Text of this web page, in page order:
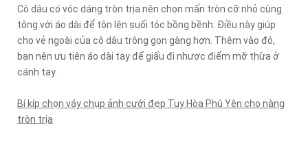
Cô dâu có vóc dáng tròn trịa nên chọn mấn tròn cỡ nhỏ cùng
tông với áo dài để tôn lên suối tóc bồng bềnh. Điều này giúp
cho vẻ ngoài của cô dâu trông gọn gàng hơn. Thêm vào đó,
bạn nên ưu tiên áo dài tay để giấu đi nhược điểm mỡ thừa ở
cánh tay.
Bí kíp chọn váy chụp ảnh cưới đẹp Tuy Hòa Phú Yên cho nàng
tròn trịa